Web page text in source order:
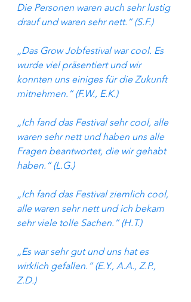
Die Personen waren auch sehr lustig
drauf und waren sehr nett.“ (S.F.)
„Das Grow Jobfestival war cool. Es
wurde viel präsentiert und wir
konnten uns einiges für die Zukunft
mitnehmen.“ (F.W., E.K.)
„Ich fand das Festival sehr cool, alle
waren sehr nett und haben uns alle
Fragen beantwortet, die wir gehabt
haben.“ (L.G.)
„Ich fand das Festival ziemlich cool,
alle waren sehr nett und ich bekam
sehr viele tolle Sachen.“ (H.T.)
„Es war sehr gut und uns hat es
wirklich gefallen.“ (E.Y., A.A., Z.P.,
Z.D.)